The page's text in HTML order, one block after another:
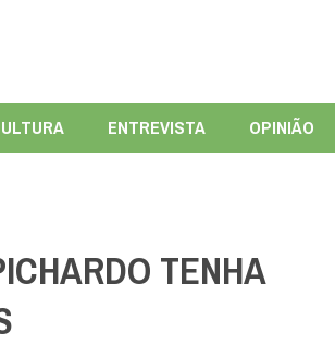
ENTREVISTA OPINIÃO
TENHA